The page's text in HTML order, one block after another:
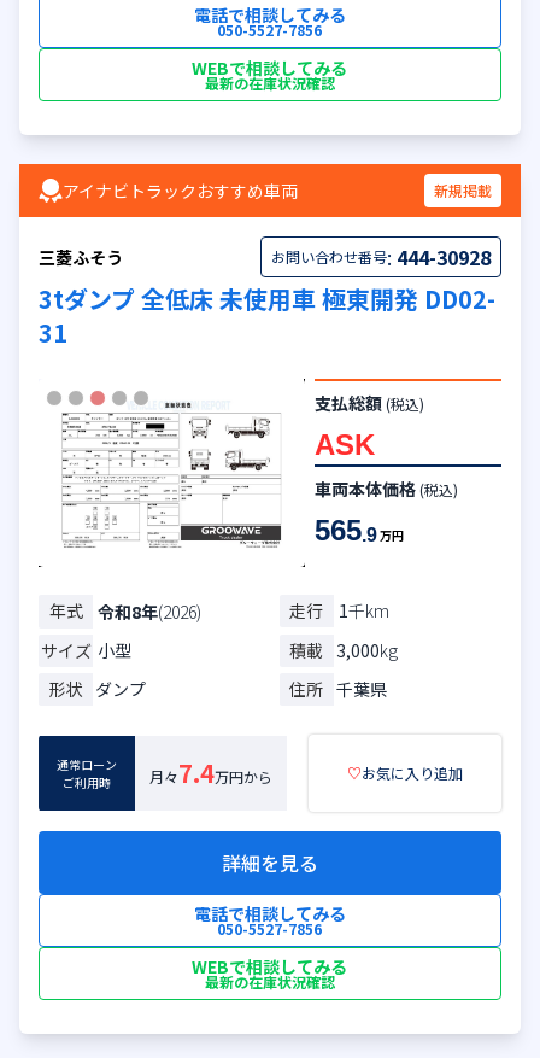
電話で相談してみる
050-5527-7856
WEBで相談してみる
最新の在庫状況確認
アイナビトラックおすすめ車両 新規掲載
三菱ふそう お問い合わせ番号: 444-30928
3tダンプ 全低床 未使用車 極東開発 DD02-
31
支払総額 (税込)
ASK
車両本体価格 (税込)
565.9万円
年式 令和8年(2026) 走行 1千km
サイズ 小型 積載 3,000kg
形状 ダンプ 住所 千葉県
通常ローン
ご利用時
月々7.4万円から ♡お気に入り追加
詳細を見る
電話で相談してみる
050-5527-7856
WEBで相談してみる
最新の在庫状況確認